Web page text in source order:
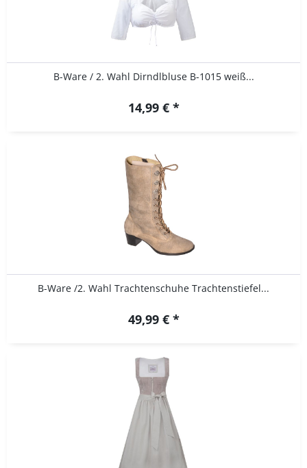
B-Ware / 2. Wahl Dirndlbluse B-1015 weiß...
14,99 € *
B-Ware /2. Wahl Trachtenschuhe Trachtenstiefel...
49,99 € *